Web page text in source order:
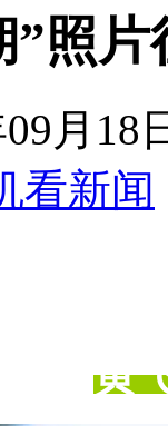
”照
月18
看新闻
黄